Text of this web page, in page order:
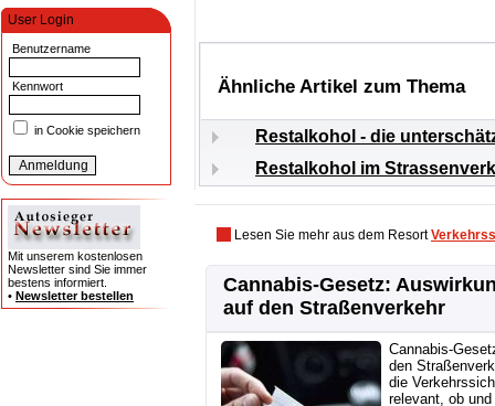
User Login
Benutzername
Kennwort
in Cookie speichern
Mit unserem kostenlosen
Newsletter sind Sie immer
bestens informiert.
• Newsletter bestellen
Ähnliche Artikel zum Thema
Restalkohol - die
Restalkohol im
Lesen Sie mehr aus dem Resort
Cannabis-Gesetz:
auf den Straßenverkehr
Cannabis-
den
die
relevant, ob